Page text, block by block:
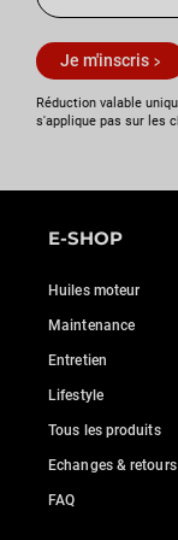
Je m'inscris
Réduction valable
s'applique pas sur les
E-SHOP
Huiles moteur
Maintenance
Entretien
Lifestyle
Tous les produits
Echanges & retours
FAQ